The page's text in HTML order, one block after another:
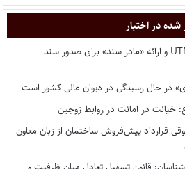
در اختبار
نحوه تهیه نقشه UTM و ارائه «مادر سند» برای صدور سند
در حال رسیدگی در دیوان عالی کشور است
خیانت در امانت در روابط زوجین
قرارداد پیش‌فروش ساختمان از زبان معاون